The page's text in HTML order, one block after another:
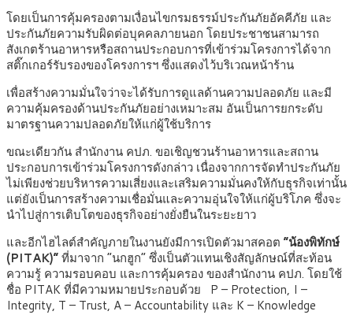
โดยเป็นการคุ้มครองตามเงื่อนไขกรมธรรม์ประกันภัยอัคคีภัย และ
ประกันภัยความรับผิดต่อบุคคลภายนอก โดยประชาชนสามารถ
สังเกตร้านอาหารหรือสถานประกอบการที่เข้าร่วมโครงการได้จาก
สติ๊กเกอร์รับรองของโครงการฯ ซึ่งแสดงไว้บริเวณหน้าร้าน
เพื่อสร้างความมั่นใจว่าจะได้รับการดูแลด้านความปลอดภัย และมี
ความคุ้มครองด้านประกันภัยอย่างเหมาะสม อันเป็นการยกระดับ
มาตรฐานความปลอดภัยให้แก่ผู้ใช้บริการ
ขณะเดียวกัน สำนักงาน คปภ. ขอเชิญชวนร้านอาหารและสถาน
ประกอบการเข้าร่วมโครงการดังกล่าว เนื่องจากการจัดทำประกันภัย
ไม่เพียงช่วยบริหารความเสี่ยงและเสริมความมั่นคงให้กับธุรกิจเท่านั้น
แต่ยังเป็นการสร้างความเชื่อมั่นและความอุ่นใจให้แก่ผู้บริโภค ซึ่งจะ
นำไปสู่การเติบโตของธุรกิจอย่างยั่งยืนในระยะยาว
และอีกไฮไลต์สำคัญภายในงานยังมีการเปิดตัวมาสคอต “น้องพิทักษ์
(PITAK)”ที่มาจาก “นกฮูก” ซึ่งเป็นตัวแทนเชิงสัญลักษณ์ที่สะท้อน
ความรู้ ความรอบคอบ และการคุ้มครอง ของสำนักงาน คปภ. โดยใช้
ชื่อ PITAK ที่มีความหมายประกอบด้วย P – Protection, I –
Integrity, T – Trust, A – Accountability และ K – Knowledge